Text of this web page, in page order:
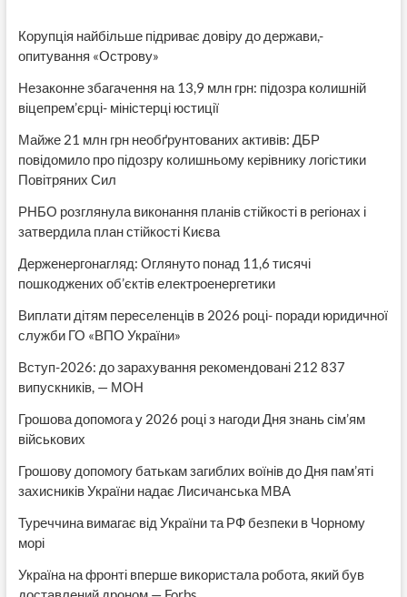
воїна
Корупція найбільше підриває довіру до держави,-
опитування «Острову»
Незаконне збагачення на 13,9 млн грн: підозра колишній
віцепрем’єрці- міністерці юстиції
Майже 21 млн грн необґрунтованих активів: ДБР
повідомило про підозру колишньому керівнику логістики
Повітряних Сил
РНБО розглянула виконання планів стійкості в регіонах і
затвердила план стійкості Києва
Держенергонагляд: Оглянуто понад 11,6 тисячі
пошкоджених об’єктів електроенергетики
Виплати дітям переселенців в 2026 році- поради юридичної
служби ГО «ВПО України»
Вступ-2026: до зарахування рекомендовані 212 837
випускників, — МОН
Грошова допомога у 2026 році з нагоди Дня знань сім’ям
військових
Грошову допомогу батькам загиблих воїнів до Дня пам’яті
захисників України надає Лисичанська МВА
Туреччина вимагає від України та РФ безпеки в Чорному
морі
Україна на фронті вперше використала робота, який був